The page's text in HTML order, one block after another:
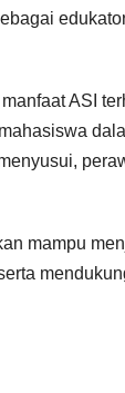
ASI
mampu